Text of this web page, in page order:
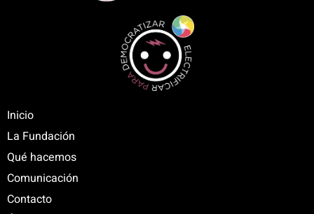
Inicio
La Fundación
Qué hacemos
Comunicación
Contacto